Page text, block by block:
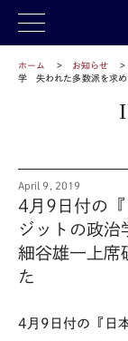
ホーム お知らせ
学 失われた多数派を求め
April 9, 2019
4月9日付の
ジットの政
細谷雄一上席
た
4月9日付の『日